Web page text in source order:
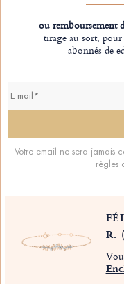
ou remboursement
tirage au sort,
abonnés de
Votre email ne sera jamais
règles
R.